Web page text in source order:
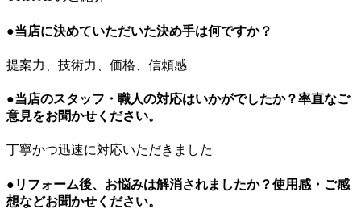
●当店に決めていただいた決め手は何ですか？
提案力、技術力、価格、信頼感
●当店のスタッフ・職人の対応はいかがでしたか？率直なご
意見をお聞かせください。
丁寧かつ迅速に対応いただきました
●リフォーム後、お悩みは解消されましたか？使用感・ご感
想などお聞かせください。